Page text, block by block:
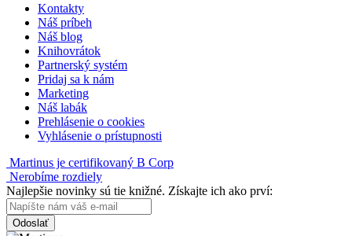
Kontakty
Náš príbeh
Náš blog
Knihovrátok
Partnerský systém
Pridaj sa k nám
Marketing
Náš labák
Prehlásenie o cookies
Vyhlásenie o prístupnosti
Martinus je certifikovaný B Corp
Nerobíme rozdiely
Najlepšie novinky sú tie knižné. Získajte ich ako prví:
Odoslať